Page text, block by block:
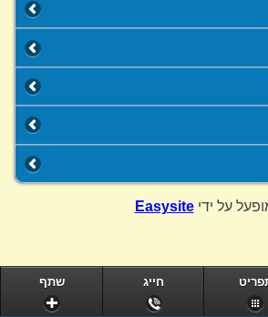
על ידיEasysite
שתף חייג